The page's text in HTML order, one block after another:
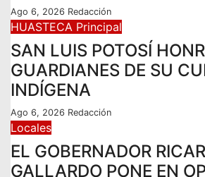
Ago 6, 2026 Redacción
HUASTECA Principal
SAN LUIS POTOSÍ
GUARDIANES DE SU
INDÍGENA
Ago 6, 2026 Redacción
Locales
EL GOBERNADOR
GALLARDO PONE EN